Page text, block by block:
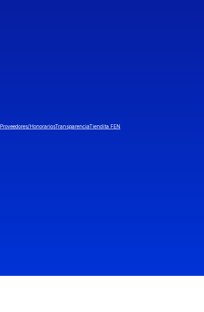
Proveedores/HonorariosTransparenciaTiendita FEN